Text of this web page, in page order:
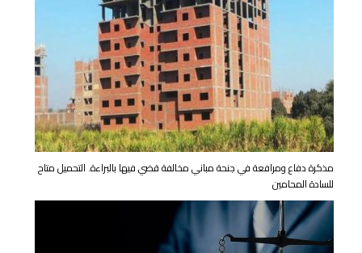
مذكرة دفاع ومرافعة في جنحة مباني مخالفة قضي فيها بالبراءة. التحميل متاح
للسادة المحامين